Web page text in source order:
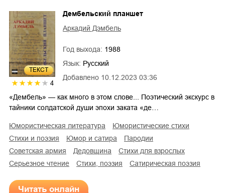
ТЕКСТ
4
Добавлено 10.12.2023 03:36
Дембельский планшет
Аркадий Дэмбель
Год выхода: 1988
Язык: Русский
«Дембель» — как много в этом слове... Поэтический экскурс в
тайники солдатской души эпохи заката «де…
юмористическая литература
юмористические стихи
стихи и поэзия
юмор и сатира
пародии
советская армия
дедовщина
стихи для взрослых
серьезное чтение
cтихи, поэзия сатирическая поэзия
Читать онлайн